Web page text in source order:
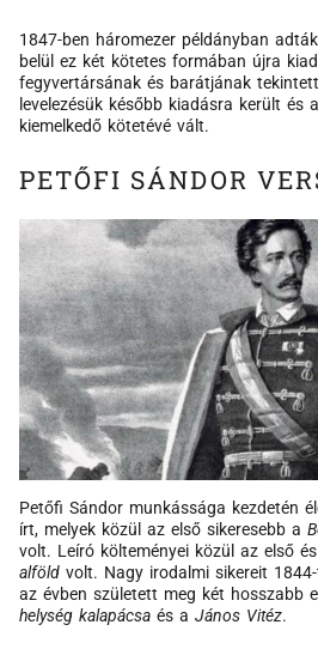
1847-ben háromezer példányban
belül ez két kötetes formában újra
fegyvertársának és barátjának
levelezésük később kiadásra került és
kiemelkedő kötetévé vált.
PETŐFI SÁNDOR
Petőfi Sándor munkássága kezdetén
írt, melyek közül az első sikeresebb a
volt. Leíró költeményei közül az első
alföld volt. Nagy irodalmi sikereit
az évben született meg két hosszabb
helység kalapácsa és a János Vitéz.